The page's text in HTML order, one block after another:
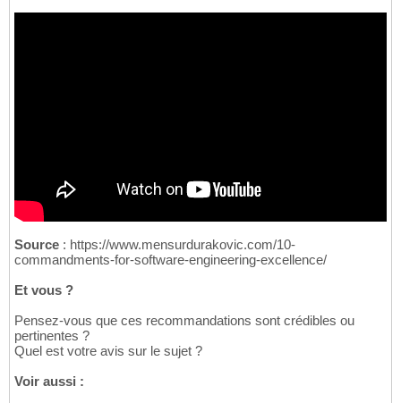
Source : https://www.mensurdurakovic.com/10-
commandments-for-software-engineering-excellence/
Et vous ?
Pensez-vous que ces recommandations sont crédibles ou
pertinentes ?
Quel est votre avis sur le sujet ?
Voir aussi :